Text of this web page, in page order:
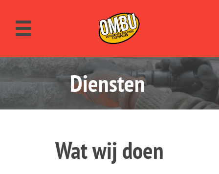

Diensten
Wat wij doen